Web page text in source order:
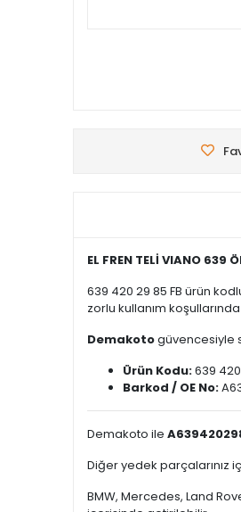
EL FREN TELİ VIANO 639
639 420 29 85 FB ürün
zorlu kullanım
Demakotogüvencesiyle
Ürün Kodu:639
Barkod / OE No:
Demakoto ile
Diğer yedek parçalarınız
BMW, Mercedes, Land